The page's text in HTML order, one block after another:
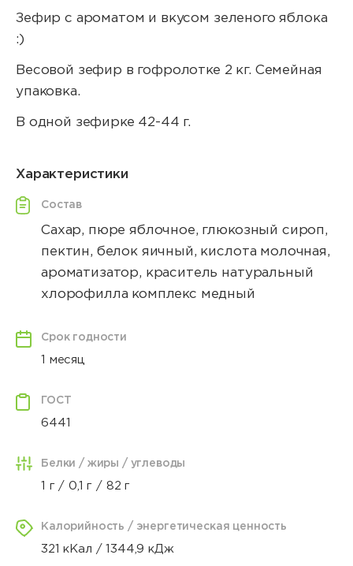
Зефир с ароматом и вкусом зеленого яблока
:)
Весовой зефир в гофролотке 2 кг. Семейная
упаковка.
В одной зефирке 42-44 г.
Характеристики
Состав
Сахар, пюре яблочное, глюкозный сироп,
пектин, белок яичный, кислота молочная,
ароматизатор, краситель натуральный
хлорофилла комплекс медный
Срок годности
1 месяц
ГОСТ
6441
Белки / жиры / углеводы
1 г / 0,1 г / 82 г
Калорийность / энергетическая ценность
321 кКал / 1344,9 кДж